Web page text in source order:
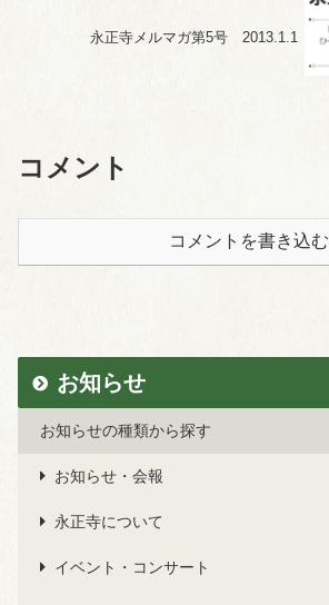
永正寺メルマガ第5号 2013.1.1
コメント
コメントを書き込む
お知らせ
お知らせの種類から探す
お知らせ・会報
永正寺について
イベント・コンサート